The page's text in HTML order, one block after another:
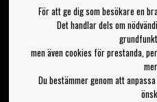
Om Bengans
FAQ / Köp- & Leveransvillkor
Jag vill ha
För att ge dig som besökare en
Det handlar dels om
men även cookies för prestanda,
Du bestämmer genom att